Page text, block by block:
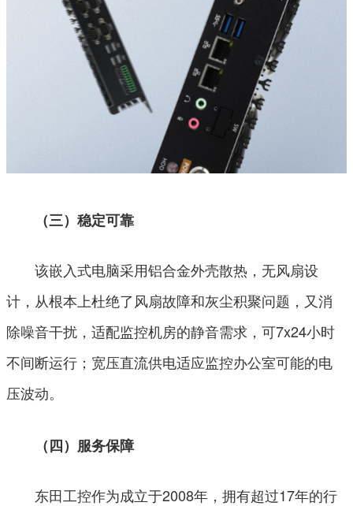
（三）稳定可靠
该嵌入式电脑采用铝合金外壳散热，无风扇设
计，从根本上杜绝了风扇故障和灰尘积聚问题，又消
除噪音干扰，适配监控机房的静音需求，可7x24小时
不间断运行；宽压直流供电适应监控办公室可能的电
压波动。
（四）服务保障
东田工控作为成立于2008年，拥有超过17年的行